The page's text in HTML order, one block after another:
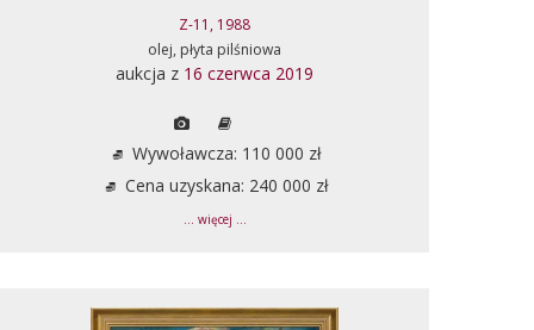
Z-11, 1988
olej, płyta pilśniowa
aukcja z 16 czerwca 2019
Wywoławcza: 110 000 zł
Cena uzyskana: 240 000 zł
... więcej ...